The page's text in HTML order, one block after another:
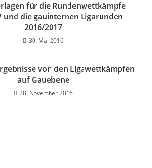
für die Rundenwettkämpfe
und die gauinternen Ligarunden
2016/2017
30. Mai 2016
von den Ligawettkämpfen
auf Gauebene
28. November 2016